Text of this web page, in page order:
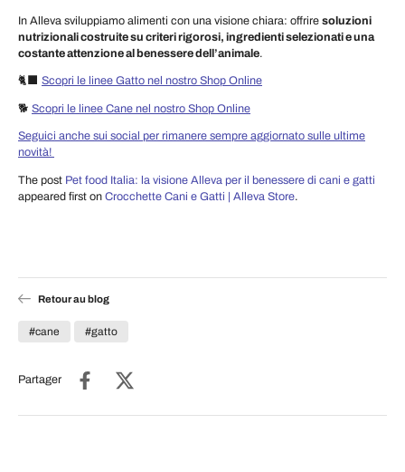
In Alleva sviluppiamo alimenti con una visione chiara: offrire soluzioni
nutrizionali costruite su criteri rigorosi, ingredienti selezionati e una
costante attenzione al benessere dell’animale.
🐈‍⬛ Scopri le linee Gatto nel nostro Shop Online
🐕 Scopri le linee Cane nel nostro Shop Online
Seguici anche sui social per rimanere sempre aggiornato sulle ultime
novità!
The post Pet food Italia: la visione Alleva per il benessere di cani e gatti
appeared first on Crocchette Cani e Gatti | Alleva Store.
Retour au blog
#cane #gatto
Partager